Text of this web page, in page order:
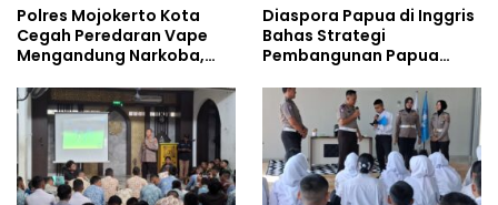
Polres Mojokerto Kota
Cegah Peredaran Vape
Mengandung Narkoba,
Kalangan Remaja
Diaspora Papua di Inggris
Bahas Strategi
Pembangunan Papua
Doktoral Internasional